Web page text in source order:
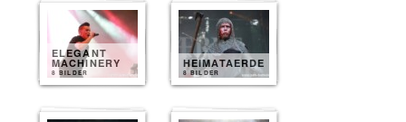
ELEGANT
MACHINERY
8 BILDER
HEIMATAERDE
8 BILDER